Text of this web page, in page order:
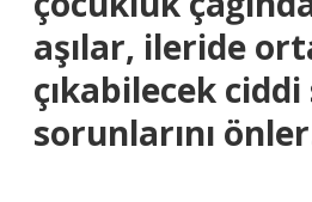
aşılar, ileride
çıkabilecek ciddi
sorunlarını